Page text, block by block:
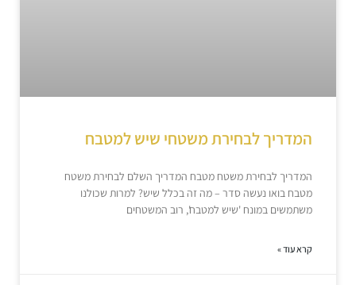
המדריך לבחירת משטחי שיש למטבח
המדריך לבחירת משטח מטבח המדריך השלם לבחירת משטח
מטבח בואו נעשה סדר – מה זה בכלל שיש? למרות שכולנו
משתמשים במונח 'שיש למטבח', רוב המשטחים
קרא עוד »